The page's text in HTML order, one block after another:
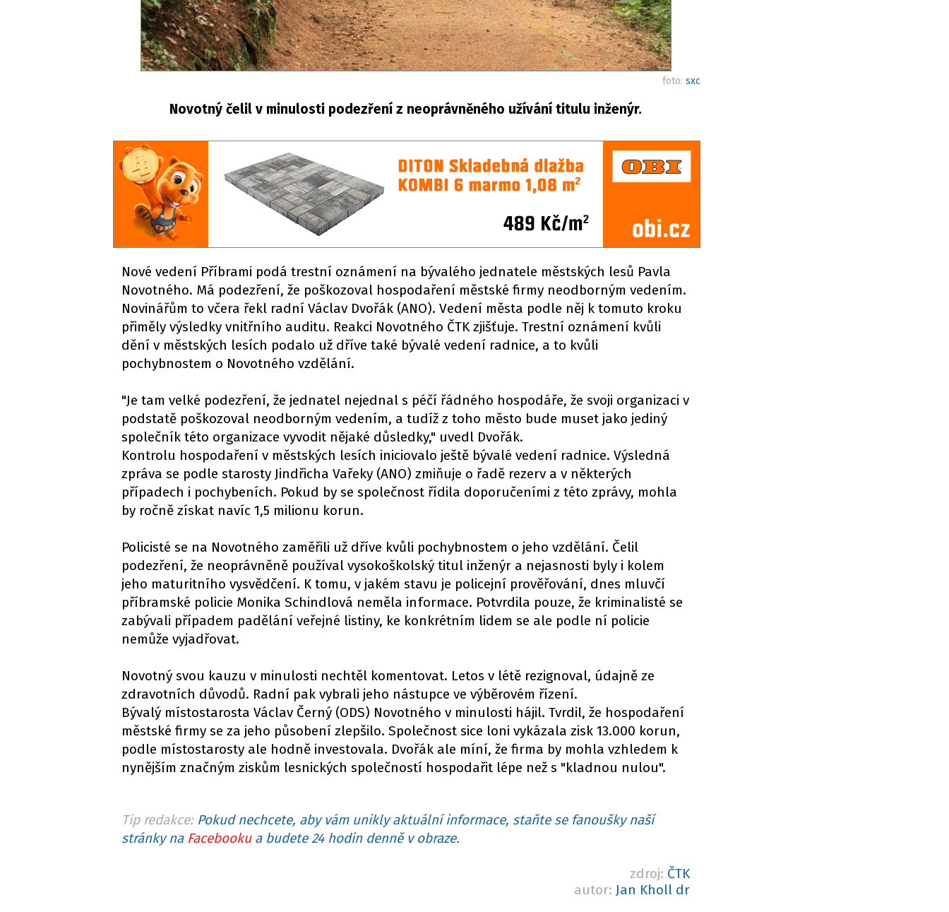
foto: sxc
Novotný čelil v minulosti podezření z neoprávněného užívání titulu inženýr.
Nové vedení Příbrami podá trestní oznámení na bývalého jednatele městských lesů Pavla
Novotného. Má podezření, že poškozoval hospodaření městské firmy neodborným vedením.
Novinářům to včera řekl radní Václav Dvořák (ANO). Vedení města podle něj k tomuto kroku
přiměly výsledky vnitřního auditu. Reakci Novotného ČTK zjišťuje. Trestní oznámení kvůli
dění v městských lesích podalo už dříve také bývalé vedení radnice, a to kvůli
pochybnostem o Novotného vzdělání.
"Je tam velké podezření, že jednatel nejednal s péčí řádného hospodáře, že svoji organizaci v
podstatě poškozoval neodborným vedením, a tudíž z toho město bude muset jako jediný
společník této organizace vyvodit nějaké důsledky," uvedl Dvořák.
Kontrolu hospodaření v městských lesích iniciovalo ještě bývalé vedení radnice. Výsledná
zpráva se podle starosty Jindřicha Vařeky (ANO) zmiňuje o řadě rezerv a v některých
případech i pochybeních. Pokud by se společnost řídila doporučeními z této zprávy, mohla
by ročně získat navíc 1,5 milionu korun.
Policisté se na Novotného zaměřili už dříve kvůli pochybnostem o jeho vzdělání. Čelil
podezření, že neoprávněně používal vysokoškolský titul inženýr a nejasnosti byly i kolem
jeho maturitního vysvědčení. K tomu, v jakém stavu je policejní prověřování, dnes mluvčí
příbramské policie Monika Schindlová neměla informace. Potvrdila pouze, že kriminalisté se
zabývali případem padělání veřejné listiny, ke konkrétním lidem se ale podle ní policie
nemůže vyjadřovat.
Novotný svou kauzu v minulosti nechtěl komentovat. Letos v létě rezignoval, údajně ze
zdravotních důvodů. Radní pak vybrali jeho nástupce ve výběrovém řízení.
Bývalý místostarosta Václav Černý (ODS) Novotného v minulosti hájil. Tvrdil, že hospodaření
městské firmy se za jeho působení zlepšilo. Společnost sice loni vykázala zisk 13.000 korun,
podle místostarosty ale hodně investovala. Dvořák ale míní, že firma by mohla vzhledem k
nynějším značným ziskům lesnických společností hospodařit lépe než s "kladnou nulou".
Tip redakce: Pokud nechcete, aby vám unikly aktuální informace, staňte se fanoušky naší
stránky na Facebookua budete 24 hodin denně v obraze.
zdroj: ČTK
autor: Jan Kholl dr